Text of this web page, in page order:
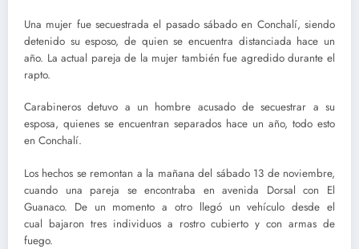
Una mujer fue secuestrada el pasado sábado en Conchalí, siendo
detenido su esposo, de quien se encuentra distanciada hace un
año. La actual pareja de la mujer también fue agredido durante el
rapto.
Carabineros detuvo a un hombre acusado de secuestrar a su
esposa, quienes se encuentran separados hace un año, todo esto
en Conchalí.
Los hechos se remontan a la mañana del sábado 13 de noviembre,
cuando una pareja se encontraba en avenida Dorsal con El
Guanaco. De un momento a otro llegó un vehículo desde el
cual bajaron tres individuos a rostro cubierto y con armas de
fuego.